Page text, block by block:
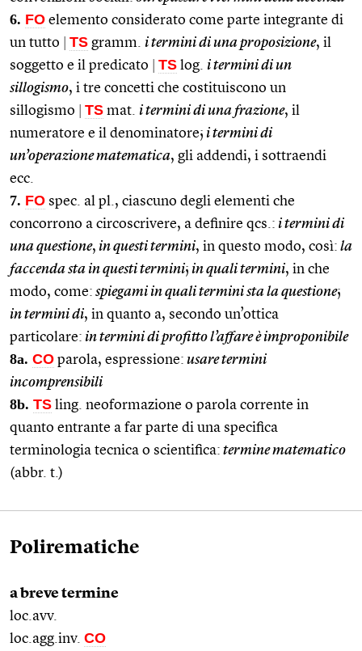
6. FO elemento considerato come parte integrante di
un tutto
TS gramm. i termini di una proposizione, il
soggetto e il predicato
TS log. i termini di un
sillogismo, i tre concetti che costituiscono un
sillogismo
TS mat. i termini di una frazione, il
numeratore e il denominatore; i termini di
un’operazione matematica, gli addendi, i sottraendi
ecc.
7. FO spec. al pl., ciascuno degli elementi che
concorrono a circoscrivere, a definire qcs.: i termini di
una questione, in questi termini, in questo modo, così: la
faccenda sta in questi termini; in quali termini, in che
modo, come: spiegami in quali termini sta la questione;
in termini di, in quanto a, secondo un’ottica
particolare: in termini di profitto l’affare è improponibile
8a. CO parola, espressione: usare termini
incomprensibili
8b. TS ling. neoformazione o parola corrente in
quanto entrante a far parte di una specifica
terminologia tecnica o scientifica: termine matematico
(abbr. t.)
Polirematiche
a breve termine
loc.avv.
loc.agg.inv. CO